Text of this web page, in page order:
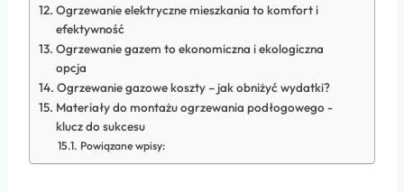
Ogrzewanie elektryczne mieszkania to komfort i
efektywność
Ogrzewanie gazem to ekonomiczna i ekologiczna
opcja
Ogrzewanie gazowe koszty – jak obniżyć wydatki?
Materiały do montażu ogrzewania podłogowego -
klucz do sukcesu
Powiązane wpisy: